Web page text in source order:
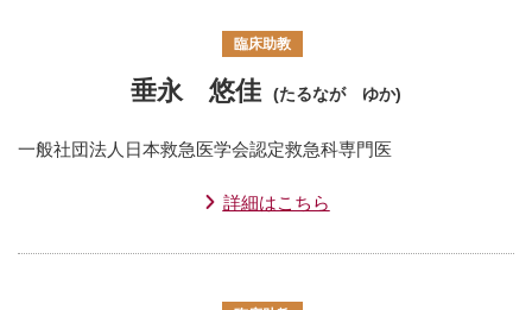
臨床助教
垂永 悠佳 (たるなが ゆか)
一般社団法人日本救急医学会認定救急科専門医
詳細はこちら